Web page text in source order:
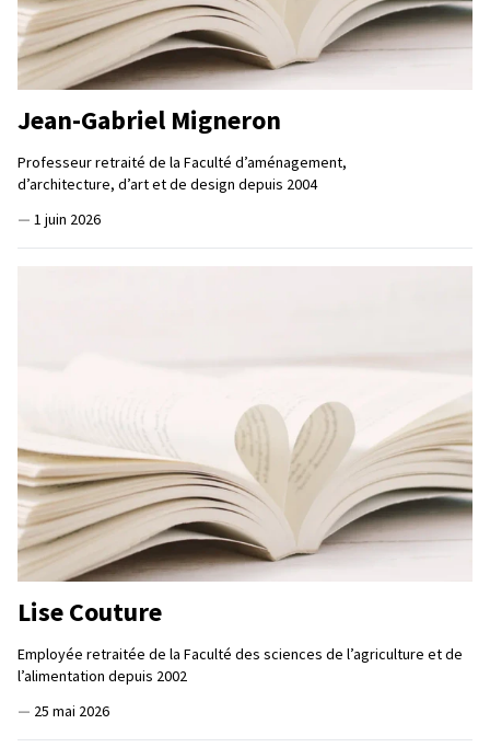
Jean-Gabriel Migneron
Professeur retraité de la Faculté d’aménagement,
d’architecture, d’art et de design depuis 2004
— 1 juin 2026
Lise Couture
Employée retraitée de la Faculté des sciences de l’agriculture et de
l’alimentation depuis 2002
— 25 mai 2026